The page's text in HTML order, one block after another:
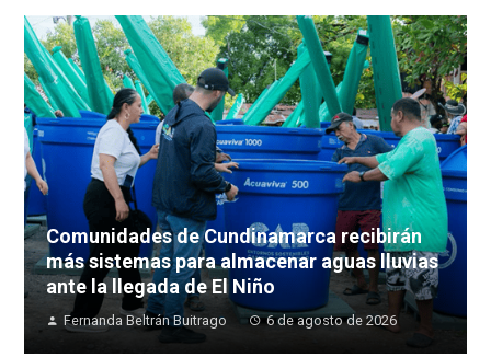
Comunidades de Cundinamarca recibirán
más sistemas para almacenar aguas lluvias
ante la llegada de El Niño
Fernanda Beltrán Buitrago 6 de agosto de 2026